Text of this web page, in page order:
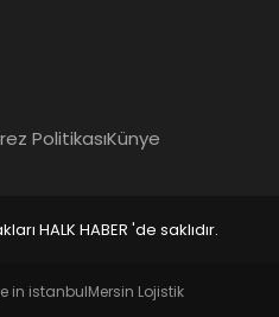
PolitikasıKünye
HALK HABER 'de saklıdır.
in istanbulMersin Lojistik